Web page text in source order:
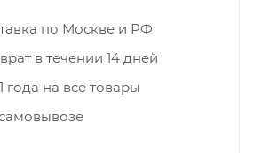
по Москве и РФ
в течении 14 дней
года на все товары